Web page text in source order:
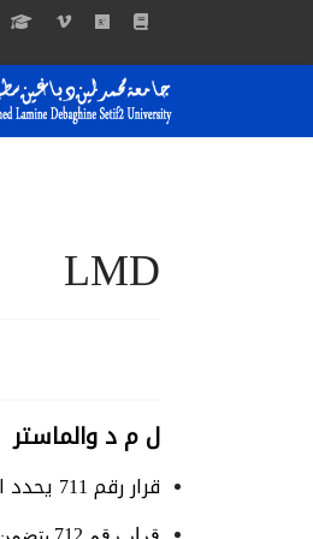
LMD
ل م د والماستر
قرار رقم 711 يحدد القواعد المشتركة للتنظيم والسير البيداغوجيين
قرار رقم 712 يتضمن كيفيات التقييم والتدرج والتوجيه في طوري الدراسات لنيل شهادتي الليسانس والماستر